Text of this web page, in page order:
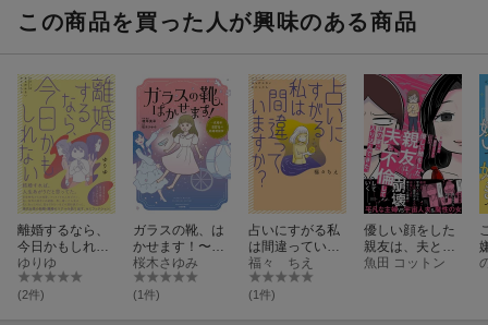
この商品を買った人が興味のある商品
離婚するなら、
今日かもしれな
い
ゆりゆ
(2件)
ガラスの靴、は
かせます！〜成
婚率80％の結婚
相談所〜
桜木さゆみ
(1件)
占いにすがる私
は間違っていま
すか？
福々 ちえ
(1件)
優しい顔をした
親友は、夫と不
倫して私の家に
魚田 コットン